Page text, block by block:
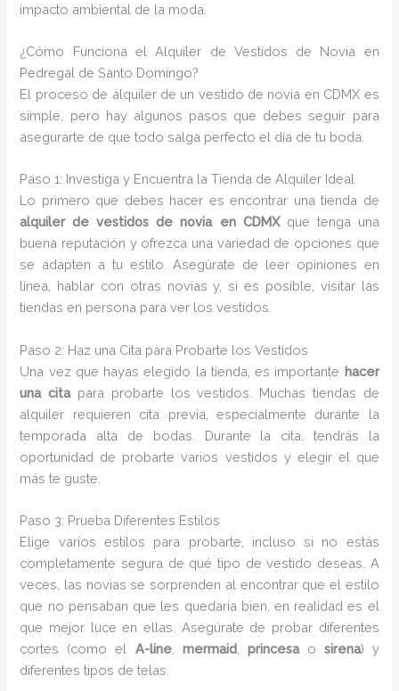
impacto ambiental de la moda.
¿Cómo Funciona el Alquiler de Vestidos de Novia en
Pedregal de Santo Domingo?
El proceso de alquiler de un vestido de novia en CDMX es
simple, pero hay algunos pasos que debes seguir para
asegurarte de que todo salga perfecto el día de tu boda.
Paso 1: Investiga y Encuentra la Tienda de Alquiler Ideal
Lo primero que debes hacer es encontrar una tienda de
alquiler de vestidos de novia en CDMXque tenga una
buena reputación y ofrezca una variedad de opciones que
se adapten a tu estilo. Asegúrate de leer opiniones en
línea, hablar con otras novias y, si es posible, visitar las
tiendas en persona para ver los vestidos.
Paso 2: Haz una Cita para Probarte los Vestidos
Una vez que hayas elegido la tienda, es importante hacer
una citapara probarte los vestidos. Muchas tiendas de
alquiler requieren cita previa, especialmente durante la
temporada alta de bodas. Durante la cita, tendrás la
oportunidad de probarte varios vestidos y elegir el que
más te guste.
Paso 3: Prueba Diferentes Estilos
Elige varios estilos para probarte, incluso si no estás
completamente segura de qué tipo de vestido deseas. A
veces, las novias se sorprenden al encontrar que el estilo
que no pensaban que les quedaría bien, en realidad es el
que mejor luce en ellas. Asegúrate de probar diferentes
cortes (como el A-line, mermaid, princesao sirena) y
diferentes tipos de telas.